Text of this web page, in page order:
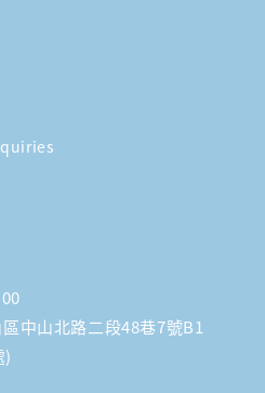
中山北路二段48巷7號B1
)